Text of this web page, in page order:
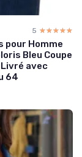
5 ☆☆☆☆☆
★★★★★
pour Homme
Bleu Coupe
avec
64